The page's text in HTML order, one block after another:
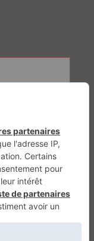
VTTAE.fr FullAttack